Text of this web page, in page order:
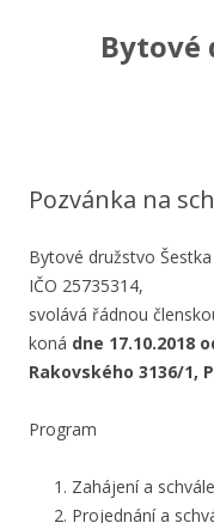
Bytové
Pozvánka na
Bytové družstvo
IČO 25735314,
svolává řádnou
koná dne 17.10.2018
Rakovského 3136/1,
Program
Zahájení a
Projednání a